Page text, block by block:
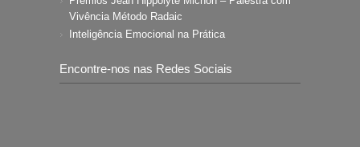
Vivência Método Radaic
Inteligência Emocional na Prática
Encontre-nos nas Redes Sociais